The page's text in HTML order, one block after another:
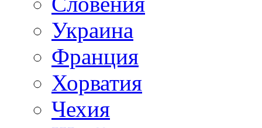
Украина
Франция
Хорватия
Чехия